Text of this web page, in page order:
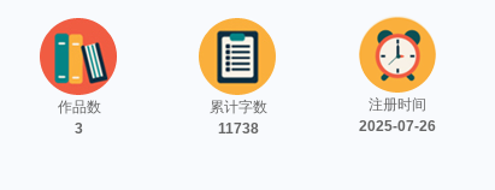
作品数
3
累计字数
11738
注册时间
2025-07-26